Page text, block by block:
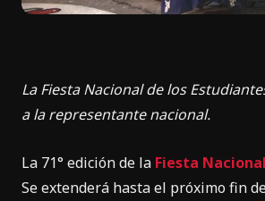
La Fiesta Nacional de los
a la representante nacional.
La 71° edición de la Fiesta
Se extenderá hasta el próximo fin